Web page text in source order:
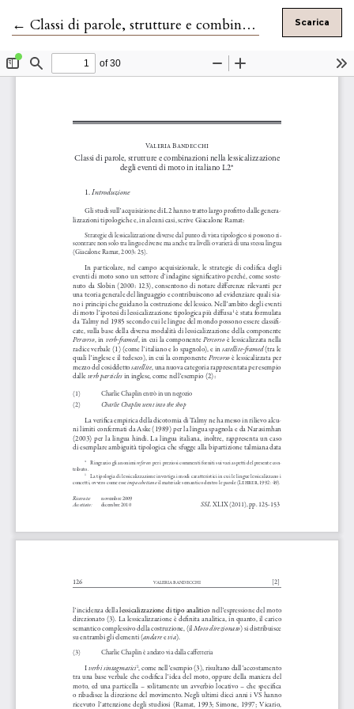
← Ritorna ai dettagli dell'articolo
Classi di parole, strutture e combinazioni nella lessicalizzazione degli eventi di moto in italiano L2 Scarica